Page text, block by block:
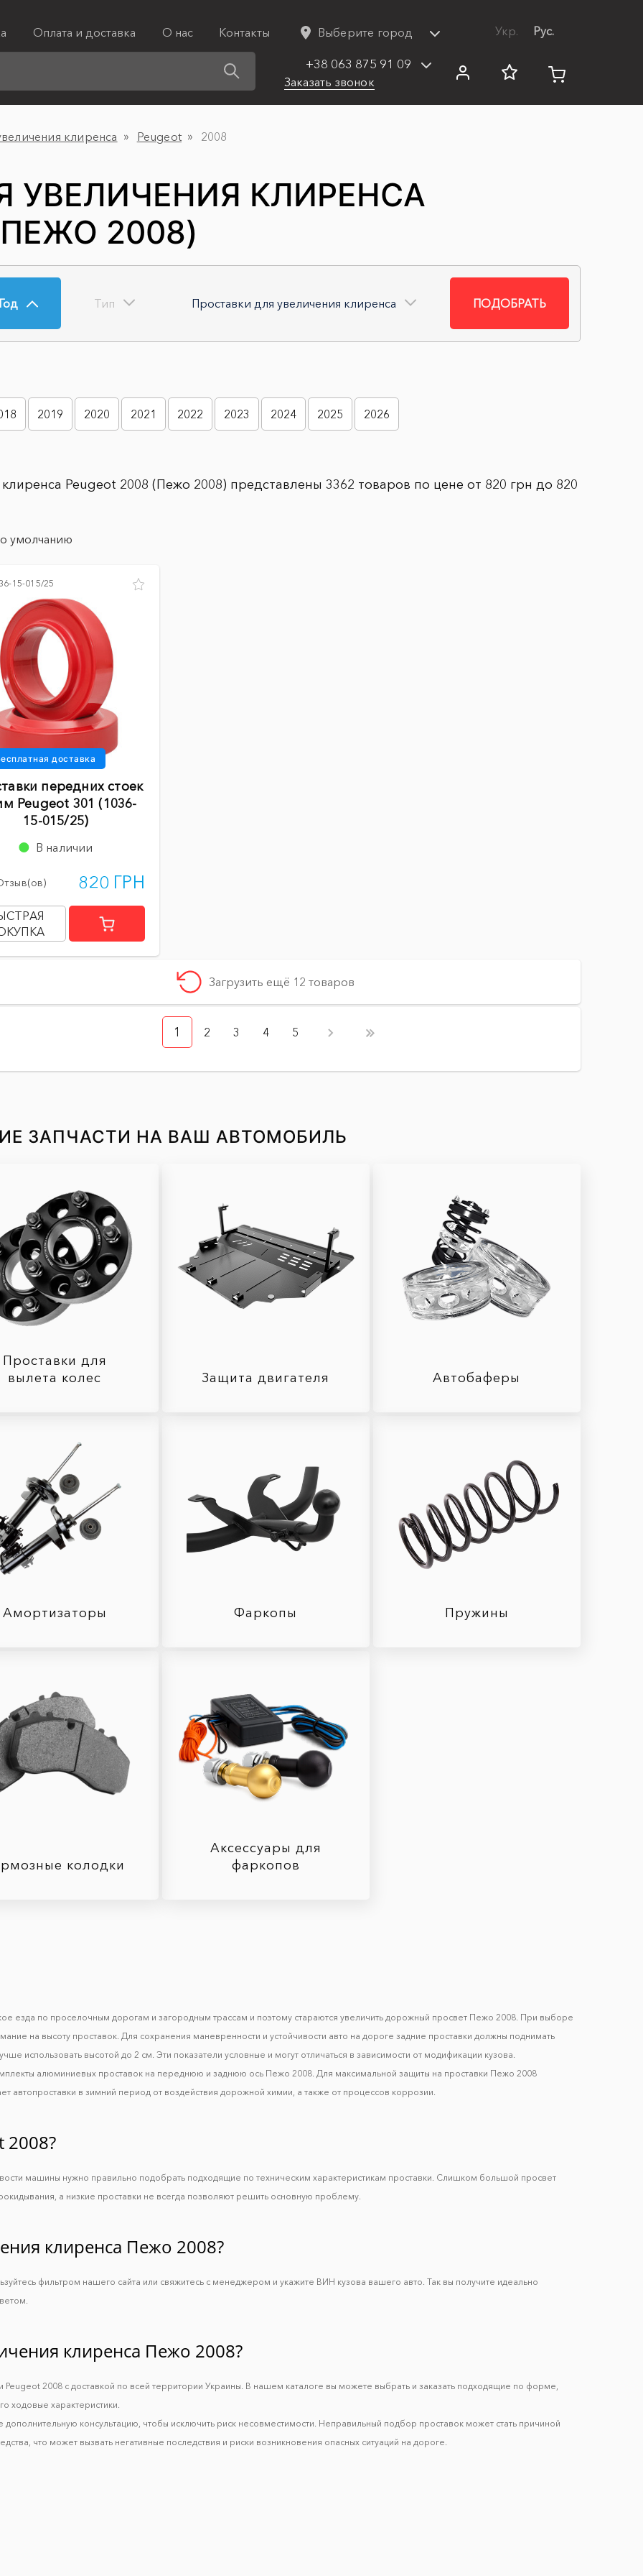
Оплата и доставка О нас Контакты Выберите город Укр. Рус.
+38 063 875 91 09
Заказать звонок
клиренса Peugeot 2008
УВЕЛИЧЕНИЯ КЛИРЕНСА
2008)
Тип Проставки для увеличения клиренса ПОДОБРАТЬ
2019 2020 2021 2022 2023 2024 2025 2026
Peugeot 2008 (Пежо 2008) представлены 3362 товаров по цене от 820 грн до 820
умолчанию
15-015/25
доставка
передних стоек
Peugeot 301 (1036-
15-015/25)
В наличии
820 ГРН
Загрузить ещё 12 товаров
1 2 3 4 5
ЗАПЧАСТИ НА ВАШ АВТОМОБИЛЬ
Проставки для
вылета колес
Защита двигателя Автобаферы
Амортизаторы Фаркопы Пружины
колодки
Аксессуары для
фаркопов
езда по проселочным дорогам и загородным трассам и поэтому стараются увеличить дорожный просвет Пежо 2008. При выборе
на высоту проставок. Для сохранения маневренности и устойчивости авто на дороге задние проставки должны поднимать
использовать высотой до 2 см. Эти показатели условные и могут отличаться в зависимости от модификации кузова.
алюминиевых проставок на переднюю и заднюю ось Пежо 2008. Для максимальной защиты на проставки Пежо 2008
автопроставки в зимний период от воздействия дорожной химии, а также от процессов коррозии.
2008?
машины нужно правильно подобрать подходящие по техническим характеристикам проставки. Слишком большой просвет
а низкие проставки не всегда позволяют решить основную проблему.
клиренса Пежо 2008?
фильтром нашего сайта или свяжитесь с менеджером и укажите ВИН кузова вашего авто. Так вы получите идеально
клиренса Пежо 2008?
Peugeot 2008 с доставкой по всей территории Украины. В нашем каталоге вы можете выбрать и заказать подходящие по форме,
ходовые характеристики.
консультацию, чтобы исключить риск несовместимости. Неправильный подбор проставок может стать причиной
что может вызвать негативные последствия и риски возникновения опасных ситуаций на дороге.